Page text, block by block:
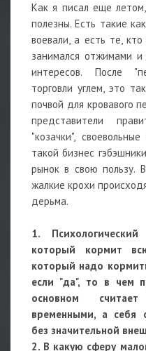
Как я писал еще
полезны. Есть такие
воевали, а есть те,
занимался отжимами и
интересов. После
торговли углем, это
почвой для кровавого
представители
"козачки",
такой бизнес
рынок в свою пользу.
жалкие крохи
дерьма.
1.
который кормит
который надо
если "да", то в чем
основном
временными, а себя
без значительной
2. В какую сферу